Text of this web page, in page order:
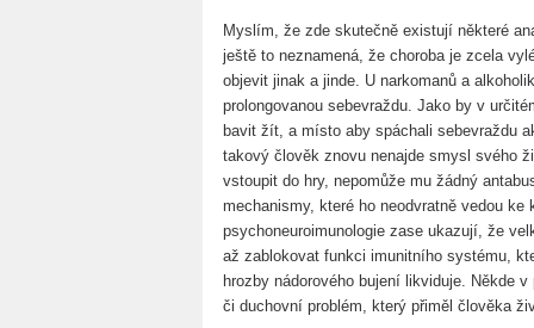
Myslím, že zde skutečně existují některé
ještě to neznamená, že choroba je zcela
objevit jinak a jinde. U narkomanů a
prolongovanou sebevraždu. Jako by v
bavit žít, a místo aby spáchali sebevraždu
takový člověk znovu nenajde smysl svého
vstoupit do hry, nepomůže mu žádný
mechanismy, které ho neodvratně vedou ke
psychoneuroimunologie zase ukazují, že
až zablokovat funkci imunitního systému,
hrozby nádorového bujení likviduje. Někde
či duchovní problém, který přiměl člověka